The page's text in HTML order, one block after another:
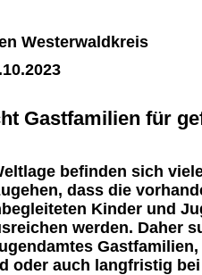
Westerwaldkreis
Gastfamilien für
befinden sich
dass die
Kinder und
werden. Daher
oder auch langfristig